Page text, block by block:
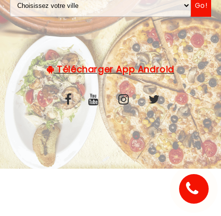
Go!
Télécharger App Android